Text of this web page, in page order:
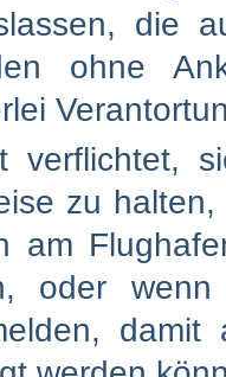
die
ohne
verflichtet,
zu
am
oder
damit